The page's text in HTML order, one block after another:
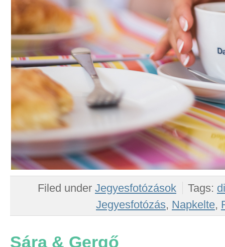
Filed under Jegyesfotózások Tags:
Jegyesfotózás, Napkelte,
Sára & Gergő